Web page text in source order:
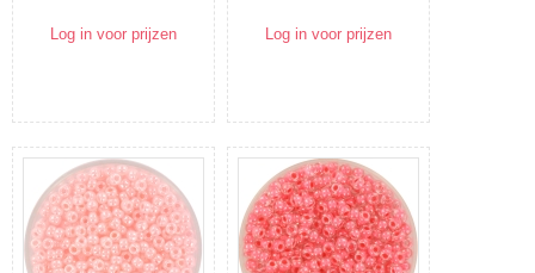
Log in voor prijzen Log in voor prijzen